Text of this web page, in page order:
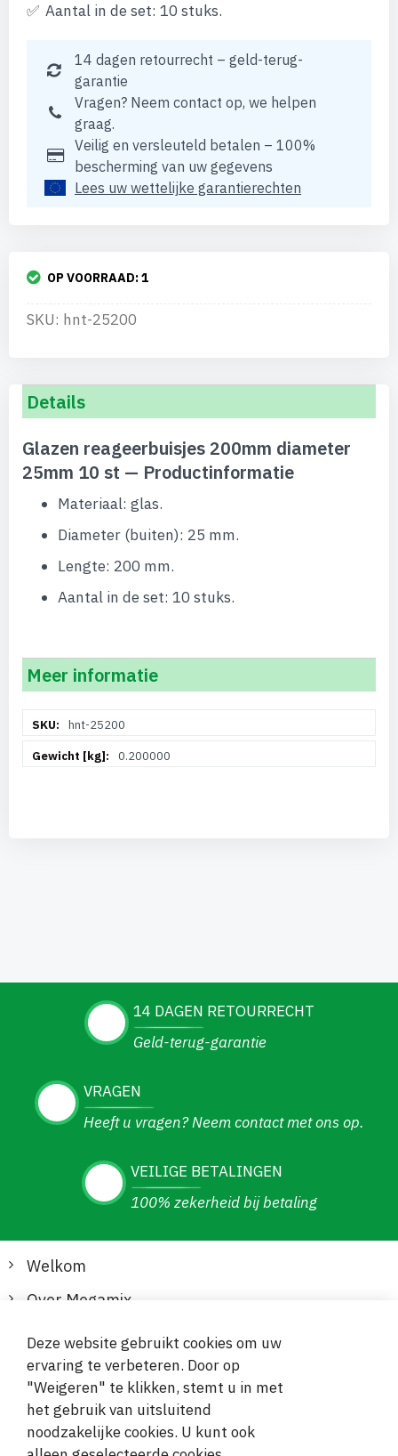
Aantal in de set: 10 stuks.
14 dagen retourrecht – geld-terug-
garantie
Vragen? Neem contact op, we helpen
graag.
Veilig en versleuteld betalen – 100%
bescherming van uw gegevens
Lees uw wettelijke garantierechten
OP VOORRAAD:1
SKU: hnt-25200
Details
Glazen reageerbuisjes 200mm diameter
25mm 10 st — Productinformatie
Materiaal: glas.
Diameter (buiten): 25 mm.
Lengte: 200 mm.
Aantal in de set: 10 stuks.
Meer informatie
informatiehnt-25200
0.200000
14 DAGEN RETOURRECHT
Geld-terug-garantie
VRAGEN
Heeft u vragen? Neem contact met ons op.
VEILIGE BETALINGEN
100% zekerheid bij betaling
Welkom
Over Megamix
Informatie
Klantenservice
Veilige en gemakkelijke betalingen
Deze website gebruikt cookies om uw
ervaring te verbeteren. Door op
"Weigeren" te klikken, stemt u in met
het gebruik van uitsluitend
noodzakelijke cookies. U kunt ook